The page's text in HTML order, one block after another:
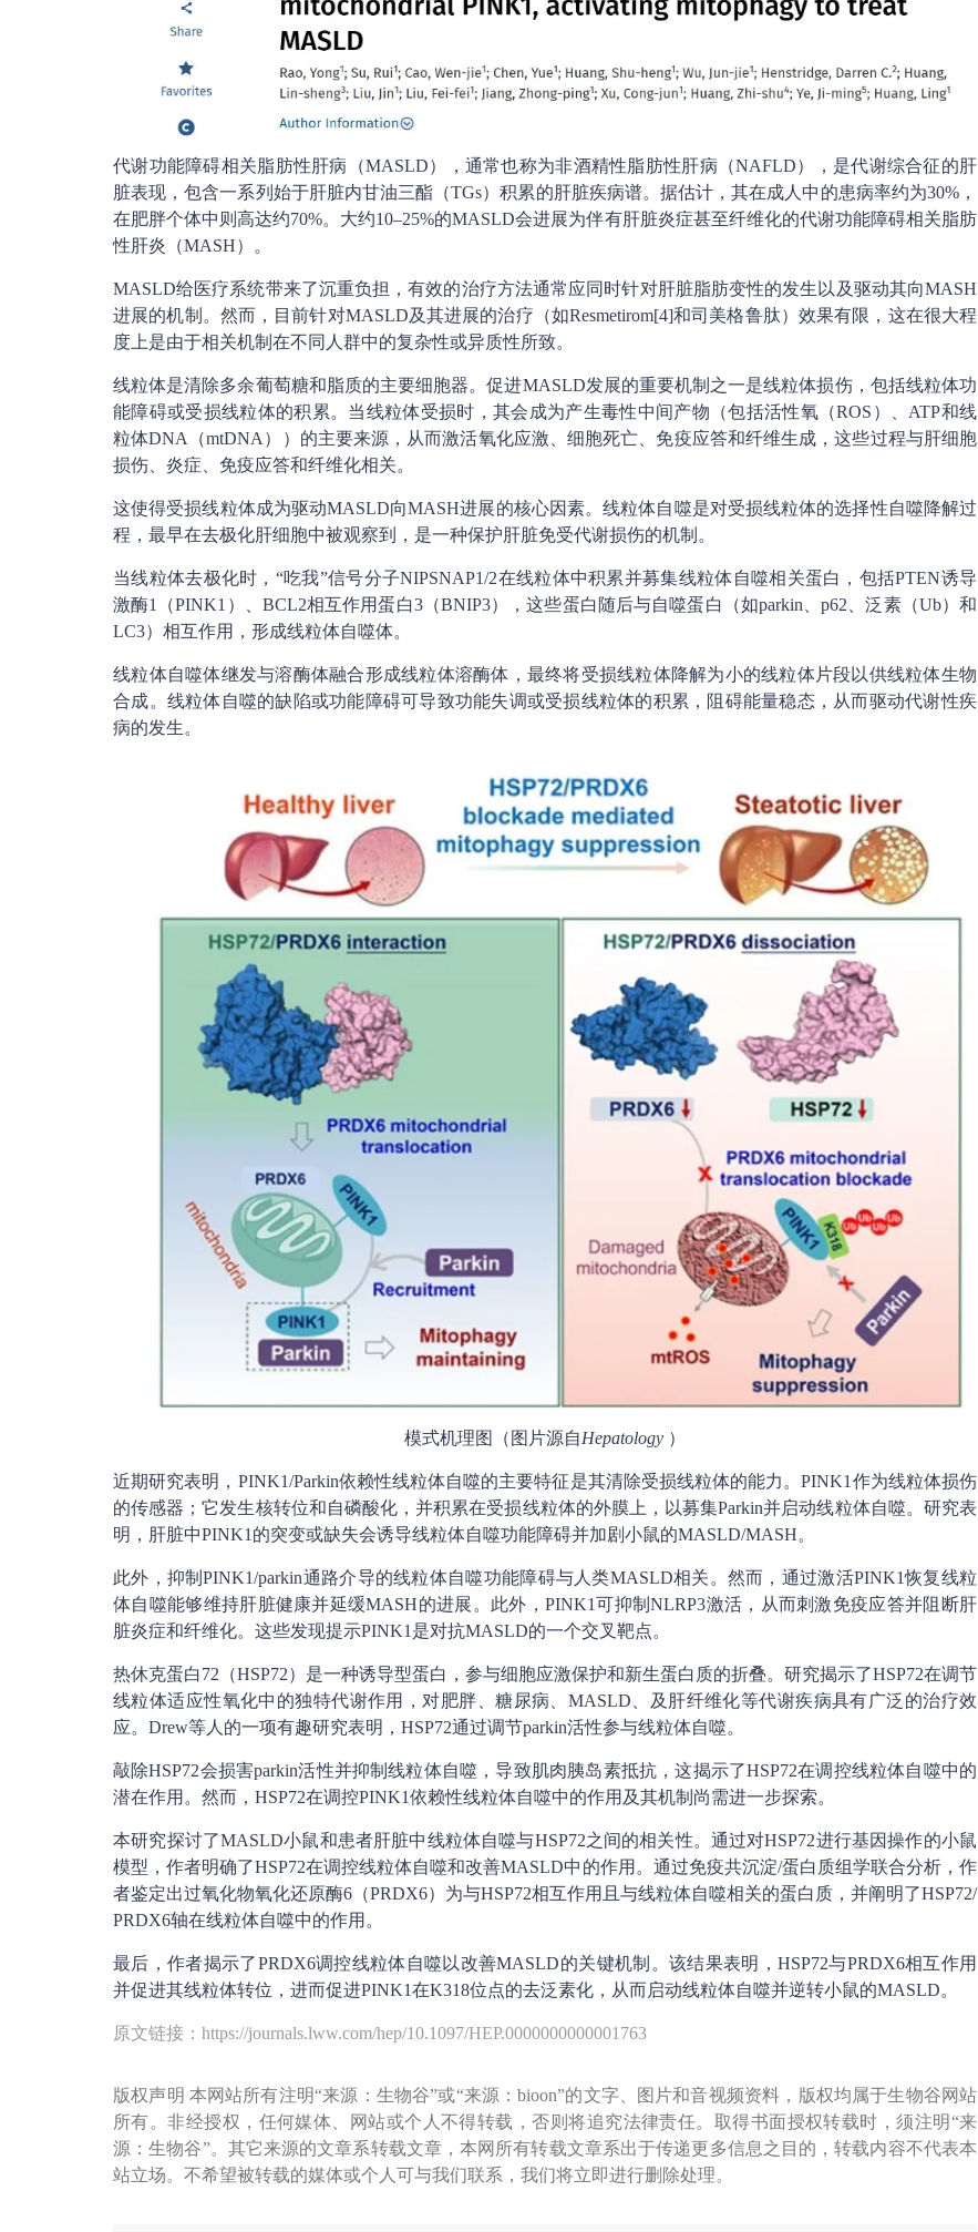
代谢功能障碍相关脂肪性肝病（MASLD），通常也称为非酒精性脂肪性肝病（NAFLD），是代谢综合征的肝
脏表现，包含一系列始于肝脏内甘油三酯（TGs）积累的肝脏疾病谱。据估计，其在成人中的患病率约为30%，
在肥胖个体中则高达约70%。大约10–25%的MASLD会进展为伴有肝脏炎症甚至纤维化的代谢功能障碍相关脂肪
性肝炎（MASH）。
MASLD给医疗系统带来了沉重负担，有效的治疗方法通常应同时针对肝脏脂肪变性的发生以及驱动其向MASH
进展的机制。然而，目前针对MASLD及其进展的治疗（如Resmetirom[4]和司美格鲁肽）效果有限，这在很大程
度上是由于相关机制在不同人群中的复杂性或异质性所致。
线粒体是清除多余葡萄糖和脂质的主要细胞器。促进MASLD发展的重要机制之一是线粒体损伤，包括线粒体功
能障碍或受损线粒体的积累。当线粒体受损时，其会成为产生毒性中间产物（包括活性氧（ROS）、ATP和线
粒体DNA（mtDNA））的主要来源，从而激活氧化应激、细胞死亡、免疫应答和纤维生成，这些过程与肝细胞
损伤、炎症、免疫应答和纤维化相关。
这使得受损线粒体成为驱动MASLD向MASH进展的核心因素。线粒体自噬是对受损线粒体的选择性自噬降解过
程，最早在去极化肝细胞中被观察到，是一种保护肝脏免受代谢损伤的机制。
当线粒体去极化时，“吃我”信号分子NIPSNAP1/2在线粒体中积累并募集线粒体自噬相关蛋白，包括PTEN诱导
激酶1（PINK1）、BCL2相互作用蛋白3（BNIP3），这些蛋白随后与自噬蛋白（如parkin、p62、泛素（Ub）和
LC3）相互作用，形成线粒体自噬体。
线粒体自噬体继发与溶酶体融合形成线粒体溶酶体，最终将受损线粒体降解为小的线粒体片段以供线粒体生物
合成。线粒体自噬的缺陷或功能障碍可导致功能失调或受损线粒体的积累，阻碍能量稳态，从而驱动代谢性疾
病的发生。
模式机理图（图片源自Hepatology ）
近期研究表明，PINK1/Parkin依赖性线粒体自噬的主要特征是其清除受损线粒体的能力。PINK1作为线粒体损伤
的传感器；它发生核转位和自磷酸化，并积累在受损线粒体的外膜上，以募集Parkin并启动线粒体自噬。研究表
明，肝脏中PINK1的突变或缺失会诱导线粒体自噬功能障碍并加剧小鼠的MASLD/MASH。
此外，抑制PINK1/parkin通路介导的线粒体自噬功能障碍与人类MASLD相关。然而，通过激活PINK1恢复线粒
体自噬能够维持肝脏健康并延缓MASH的进展。此外，PINK1可抑制NLRP3激活，从而刺激免疫应答并阻断肝
脏炎症和纤维化。这些发现提示PINK1是对抗MASLD的一个交叉靶点。
热休克蛋白72（HSP72）是一种诱导型蛋白，参与细胞应激保护和新生蛋白质的折叠。研究揭示了HSP72在调节
线粒体适应性氧化中的独特代谢作用，对肥胖、糖尿病、MASLD、及肝纤维化等代谢疾病具有广泛的治疗效
应。Drew等人的一项有趣研究表明，HSP72通过调节parkin活性参与线粒体自噬。
敲除HSP72会损害parkin活性并抑制线粒体自噬，导致肌肉胰岛素抵抗，这揭示了HSP72在调控线粒体自噬中的
潜在作用。然而，HSP72在调控PINK1依赖性线粒体自噬中的作用及其机制尚需进一步探索。
本研究探讨了MASLD小鼠和患者肝脏中线粒体自噬与HSP72之间的相关性。通过对HSP72进行基因操作的小鼠
模型，作者明确了HSP72在调控线粒体自噬和改善MASLD中的作用。通过免疫共沉淀/蛋白质组学联合分析，作
者鉴定出过氧化物氧化还原酶6（PRDX6）为与HSP72相互作用且与线粒体自噬相关的蛋白质，并阐明了HSP72/
PRDX6轴在线粒体自噬中的作用。
最后，作者揭示了PRDX6调控线粒体自噬以改善MASLD的关键机制。该结果表明，HSP72与PRDX6相互作用
并促进其线粒体转位，进而促进PINK1在K318位点的去泛素化，从而启动线粒体自噬并逆转小鼠的MASLD。
原文链接：https://journals.lww.com/hep/10.1097/HEP.0000000000001763
版权声明 本网站所有注明“来源：生物谷”或“来源：bioon”的文字、图片和音视频资料，版权均属于生物谷网站
所有。非经授权，任何媒体、网站或个人不得转载，否则将追究法律责任。取得书面授权转载时，须注明“来
源：生物谷”。其它来源的文章系转载文章，本网所有转载文章系出于传递更多信息之目的，转载内容不代表本
站立场。不希望被转载的媒体或个人可与我们联系，我们将立即进行删除处理。